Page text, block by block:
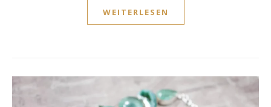
WEITERLESEN